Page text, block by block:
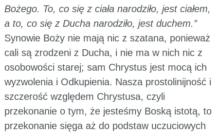
Bożego. To, co się z ciała narodziło, jest ciałem,
a to, co się z Ducha narodziło, jest duchem.”
Synowie Boży nie mają nic z szatana, ponieważ
cali są zrodzeni z Ducha, i nie ma w nich nic z
osobowości starej; sam Chrystus jest mocą ich
wyzwolenia i Odkupienia. Nasza prostolinijność i
szczerość względem Chrystusa, czyli
przekonanie o tym, że jesteśmy Boską istotą, to
przekonanie sięga aż do podstaw uczuciowych